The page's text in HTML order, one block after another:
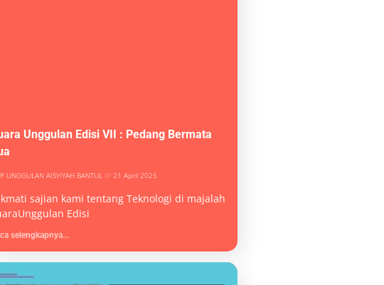
Unggulan Edisi VII : Pedang Bermata
UNGGULAN AISYIYAH BANTUL 21 April 2025
sajian kami tentang Teknologi di majalah
Edisi
selengkapnya...